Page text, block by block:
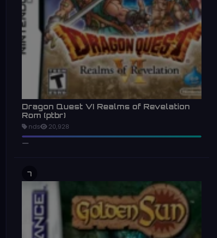
Dragon Quest VI Realms of Revelation
Rom (ptbr)
nds 20,928
7